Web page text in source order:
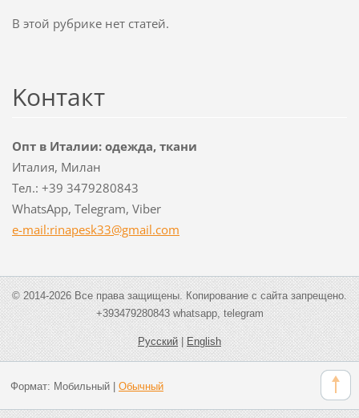
В этой рубрике нет статей.
Koнтакт
Опт в Италии: одежда, ткани
Италия, Милан
Тел.: +39 3479280843
WhatsApp, Telegram, Viber
e-mail:rinapesk33@gmail.com
© 2014-2026 Все права защищены. Копирование с сайта запрещено.
+393479280843 whatsapp, telegram
Русский|English
Формат: Мобильный| Обычный